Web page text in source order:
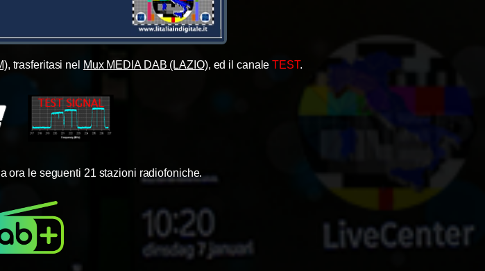
, trasferitasi nel Mux MEDIA DAB (LAZIO), ed il canaleTEST.
ora le seguenti 21 stazioni radiofoniche.